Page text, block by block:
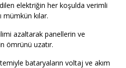
elektriğin her koşulda verimli
mümkün kılar.
azaltarak panellerin ve
ömrünü uzatır.
bataryaların voltaj ve akım